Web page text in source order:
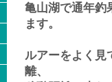
亀山湖で通年釣
ます。
ルアーをよく見
離、